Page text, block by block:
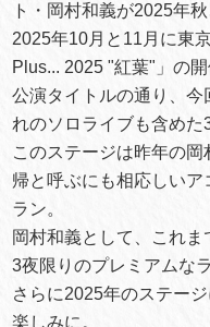
ト・岡村和義が2025年秋
2025年10月と11月に東
Plus... 2025 "紅葉"」の開
公演タイトルの通り、
れのソロライブも含めた
このステージは昨年の
帰と呼ぶにも相応しい
ラン。
岡村和義として、これま
3夜限りのプレミアムな
さらに2025年のステー
楽しみに。